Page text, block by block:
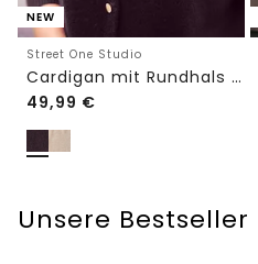
NEW
Street One Studio
Cardigan mit Rundhals und Knöpfen
49,99 €
Unsere Bestseller